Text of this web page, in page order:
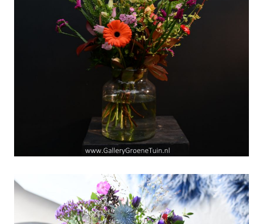
"April-doet-wat-die-wil"